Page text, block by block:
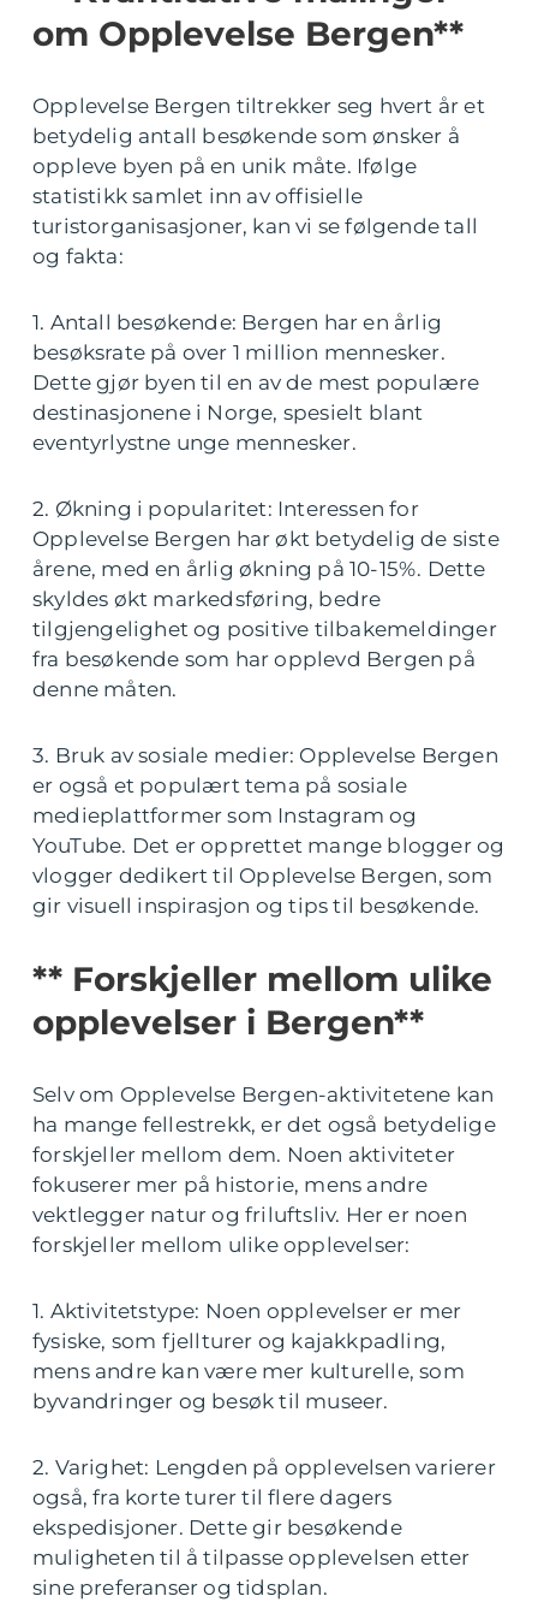
om Opplevelse Bergen**
Opplevelse Bergen tiltrekker seg hvert år et
betydelig antall besøkende som ønsker å
oppleve byen på en unik måte. Ifølge
statistikk samlet inn av offisielle
turistorganisasjoner, kan vi se følgende tall
og fakta:
1. Antall besøkende: Bergen har en årlig
besøksrate på over 1 million mennesker.
Dette gjør byen til en av de mest populære
destinasjonene i Norge, spesielt blant
eventyrlystne unge mennesker.
2. Økning i popularitet: Interessen for
Opplevelse Bergen har økt betydelig de siste
årene, med en årlig økning på 10-15%. Dette
skyldes økt markedsføring, bedre
tilgjengelighet og positive tilbakemeldinger
fra besøkende som har opplevd Bergen på
denne måten.
3. Bruk av sosiale medier: Opplevelse Bergen
er også et populært tema på sosiale
medieplattformer som Instagram og
YouTube. Det er opprettet mange blogger og
vlogger dedikert til Opplevelse Bergen, som
gir visuell inspirasjon og tips til besøkende.
** Forskjeller mellom ulike
opplevelser i Bergen**
Selv om Opplevelse Bergen-aktivitetene kan
ha mange fellestrekk, er det også betydelige
forskjeller mellom dem. Noen aktiviteter
fokuserer mer på historie, mens andre
vektlegger natur og friluftsliv. Her er noen
forskjeller mellom ulike opplevelser:
1. Aktivitetstype: Noen opplevelser er mer
fysiske, som fjellturer og kajakkpadling,
mens andre kan være mer kulturelle, som
byvandringer og besøk til museer.
2. Varighet: Lengden på opplevelsen varierer
også, fra korte turer til flere dagers
ekspedisjoner. Dette gir besøkende
muligheten til å tilpasse opplevelsen etter
sine preferanser og tidsplan.